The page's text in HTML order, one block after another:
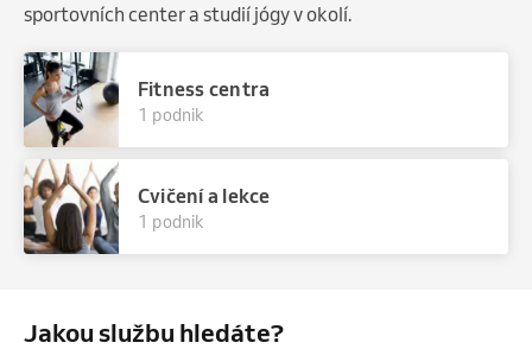
sportovních center a studií jógy v okolí.
Fitness centra
1 podnik
Cvičení a lekce
1 podnik
Jakou službu hledáte?